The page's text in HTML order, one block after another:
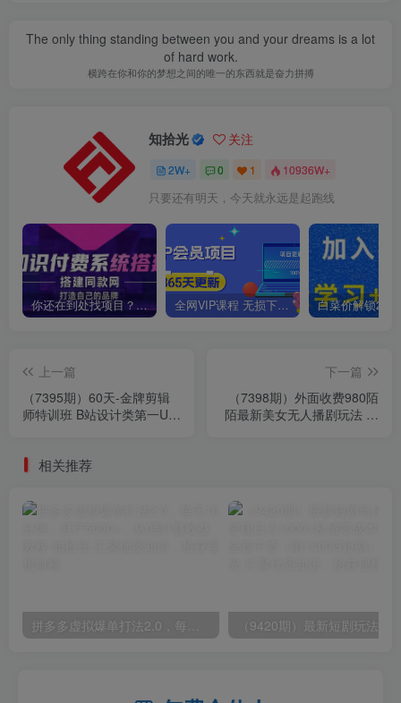
The only thing standing between you and your dreams is a lot
of hard work.
横跨在你和你的梦想之间的唯一的东西就是奋力拼搏
知拾光 关注
2W+ 0 1 10936W+
只要还有明天，今天就永远是起跑线
你还在到处找项目？还在当韭菜？我靠卖项目一个月收入5万+，曾经我也是个失败者。 全网VIP课程 无损下载~
上一篇
（7395期）60天-金牌剪辑
师特训班 B站设计类第一UP
下一篇
（7398期）外面收费980陌
陌最新美女无人播剧玩法 解
相关推荐